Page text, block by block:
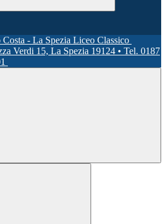
Liceo Classico
Verdi 15, La Spezia 19124 • Tel. 0187